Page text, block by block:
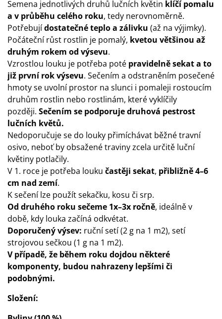
Semena jednotlivých druhů lučních květin klíčí pomalu
a v průběhu celého roku, tedy nerovnoměrně.
Potřebujídostatečné teplo a zálivku (až na výjimky).
Počáteční růst rostlin je pomalý, kvetou většinou až
druhým rokem od výsevu.
Vzrostlou louku je potřeba poté pravidelně sekat a to
již první rok výsevu. Sečením a odstraněním posečené
hmoty se uvolní prostor na slunci i pomaleji rostoucím
druhům rostlin nebo rostlinám, které vyklíčily
později. Sečením se podporuje druhová pestrost
lučních květů.
Nedoporučuje se do louky přimíchávat běžné travní
osivo, neboť by obsažené traviny zcela určitě luční
květiny potlačily.
V 1. roce je potřeba louku častěji sekat, přibližně 4–6
cm nad zemí.
K sečení lze použít sekačku, kosu či srp.
Od druhého roku sečeme 1x–3x ročně, ideálně v
době, kdy louka začíná odkvétat.
Doporučený výsev: ruční setí (2 g na 1 m2), setí
strojovou sečkou (1 g na 1 m2).
V případě, že během roku dojdou některé
komponenty, budou nahrazeny lepšími či
podobnými.
Složení: